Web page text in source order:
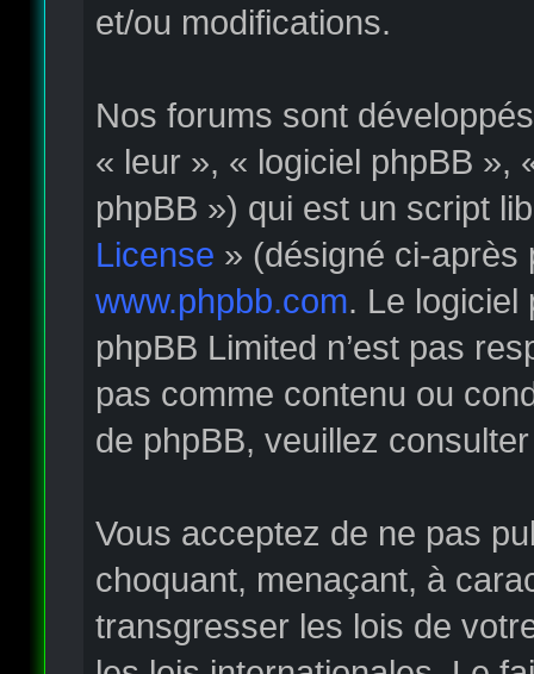
et/ou modifications.
Nos forums sont
« leur », « logiciel phpBB »,
phpBB ») qui est un script
License » (désigné ci-après
www.phpbb.com. Le logiciel
phpBB Limited n’est pas
pas comme contenu ou
de phpBB, veuillez
Vous acceptez de ne pas
choquant, menaçant, à
transgresser les lois de